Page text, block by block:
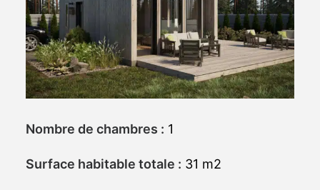
Nombre de chambres : 1
Surface habitable totale : 31 m2